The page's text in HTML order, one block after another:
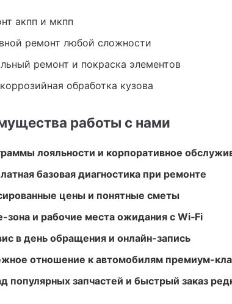
акпп и мкпп
ремонт любой сложности
ремонт и покраска элементов
обработка кузова
работы с нами
лояльности и корпоративное
базовая диагностика при ремонте
цены и понятные сметы
зона и рабочие места ожидания с Wi‑Fi
в день обращения и онлайн-запись
отношение к автомобилям премиум-
популярных запчастей и быстрый заказ